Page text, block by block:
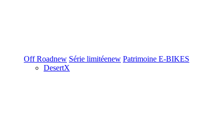
Off Roadnew Série limitéenew Patrimoine E-BIKES
DesertX